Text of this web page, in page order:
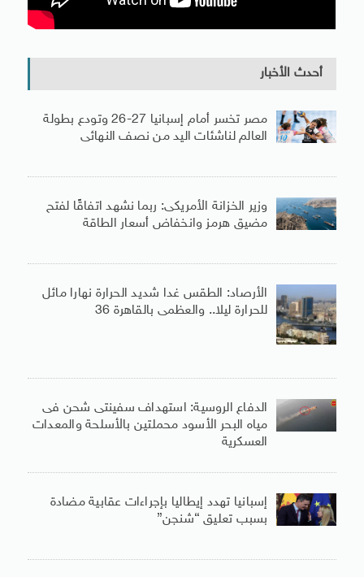
أحدث الأخبار
مصر تخسر أمام إسبانيا 27-26 وتودع بطولة
العالم لناشئات اليد من نصف النهائى
وزير الخزانة الأمريكى: ربما نشهد اتفاقًا لفتح
مضيق هرمز وانخفاض أسعار الطاقة
الأرصاد: الطقس غدا شديد الحرارة نهارا مائل
للحرارة ليلا.. والعظمى بالقاهرة 36
الدفاع الروسية: استهداف سفينتى شحن فى
مياه البحر الأسود محملتين بالأسلحة والمعدات
العسكرية
إسبانيا تهدد إيطاليا بإجراءات عقابية مضادة
بسبب تعليق “شنجن”